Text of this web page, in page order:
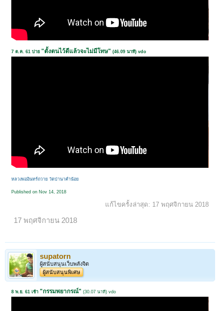
7 ต.ค. 61 บ่าย "ตั้งตนไว้ดีแล้วจะไม่มีโทษ" (46.09 นาที) vdo
หลวงพ่ออินทร์ถวาย วัดป่านาคําน้อย
Published on Nov 14, 2018
แก้ไขครั้งล่าสุด: 17 พฤศจิกายน 2018
17 พฤศจิกายน 2018
supatorn
ผู้สนับสนุนเว็บพลังจิต
ผู้สนับสนุนพิเศษ
8 พ.ย. 61 เช้า "กรรมพยากรณ์" (30.07 นาที) vdo